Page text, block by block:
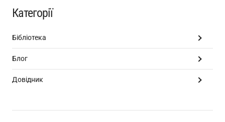
Категорії
Бібліотека
Блог
Довідник